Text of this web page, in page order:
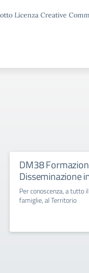
Licenza Creative
DM38
Disseminazione
Per conoscenza, a tutto
famiglie, al Territorio